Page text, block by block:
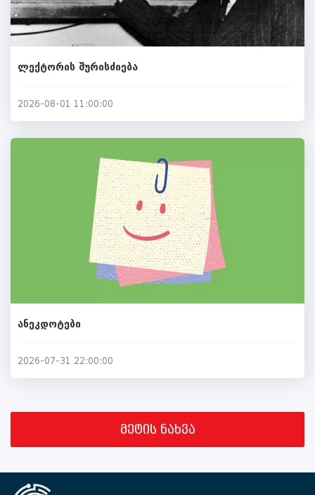
ლექტორის შურისძიება
2026-08-01 11:00:00
ანეკდოტები
2026-07-31 22:00:00
მეტის ნახვა